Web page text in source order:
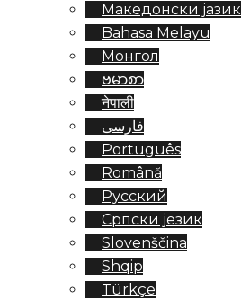
Македонски јазик
Bahasa Melayu
Монгол
ဗမာစာ
नेपाली
فارسی
Português
Română
Русский
Српски језик
Slovenščina
Shqip
Türkçe